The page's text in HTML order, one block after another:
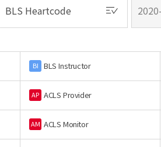
BI BLS Instructor
AP ACLS Provider
AM ACLS Monitor